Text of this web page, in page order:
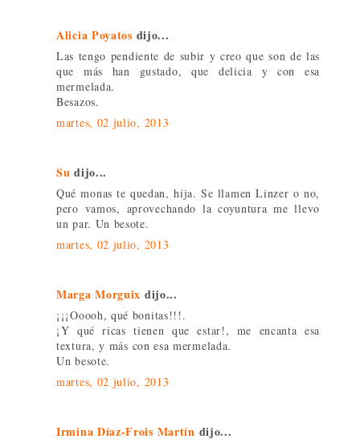
Alicia Poyatos dijo...
Las tengo pendiente de subir y creo que son de las
que más han gustado, que delicia y con esa
mermelada.
Besazos.
martes, 02 julio, 2013
Su dijo...
Qué monas te quedan, hija. Se llamen Linzer o no,
pero vamos, aprovechando la coyuntura me llevo
un par. Un besote.
martes, 02 julio, 2013
Marga Morguix dijo...
¡¡¡Ooooh, qué bonitas!!!.
¡Y qué ricas tienen que estar!, me encanta esa
textura, y más con esa mermelada.
Un besote.
martes, 02 julio, 2013
Irmina Díaz-Frois Martín dijo...